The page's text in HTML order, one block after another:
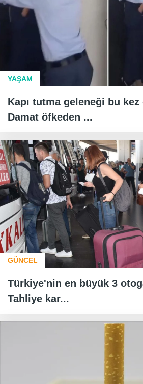
YAŞAM
Kapı tutma geleneği bu kez
Damat öfkeden ...
GÜNCEL
Türkiye'nin en büyük 3
Tahliye kar...